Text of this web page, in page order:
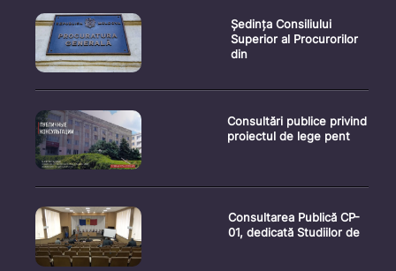
Ședința Consiliului
Superior al Procurorilor
din
Consultări publice privind
proiectul de lege pent
Consultarea Publică CP-
01, dedicată Studiilor de